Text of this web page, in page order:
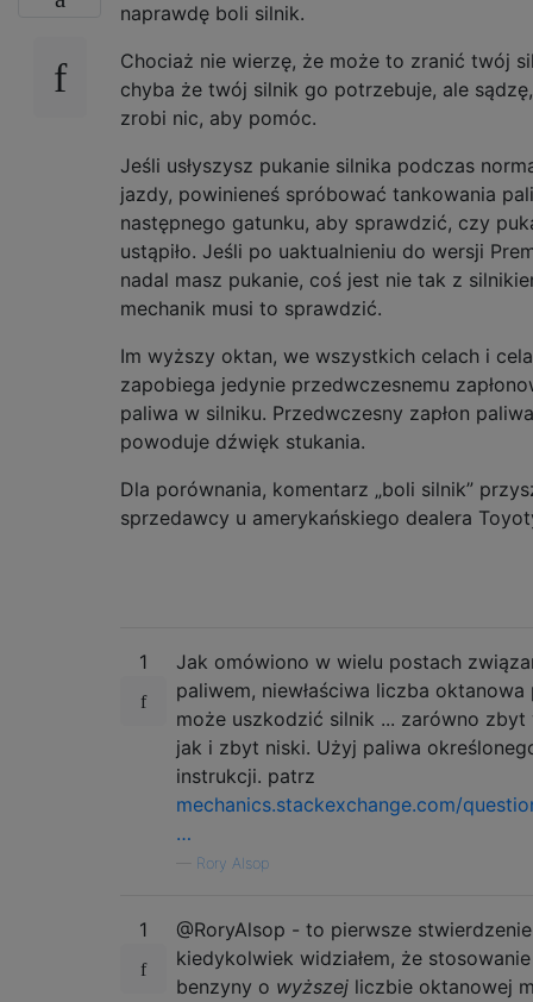
naprawdę boli silnik.
Chociaż nie wierzę, że może to zranić twój
chyba że twój silnik go potrzebuje, ale
zrobi nic, aby pomóc.
Jeśli usłyszysz pukanie silnika podczas
jazdy, powinieneś spróbować tankowania
następnego gatunku, aby sprawdzić, czy
ustąpiło. Jeśli po uaktualnieniu do wersji
nadal masz pukanie, coś jest nie tak z
mechanik musi to sprawdzić.
Im wyższy oktan, we wszystkich celach i
zapobiega jedynie przedwczesnemu
paliwa w silniku. Przedwczesny zapłon paliwa
powoduje dźwięk stukania.
Dla porównania, komentarz „boli silnik”
sprzedawcy u amerykańskiego dealera
1
Jak omówiono w wielu postach
paliwem, niewłaściwa liczba oktanowa
może uszkodzić silnik ... zarówno zbyt
jak i zbyt niski. Użyj paliwa
instrukcji. patrz
mechanics.stackexchange.com/
…
Rory Alsop
1
@RoryAlsop - to pierwsze
kiedykolwiek widziałem, że stosowanie
benzyny o wyższej liczbie oktanowej